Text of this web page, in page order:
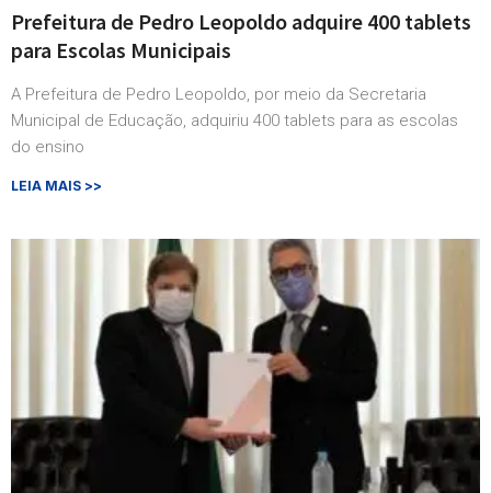
Prefeitura de Pedro Leopoldo adquire 400 tablets
para Escolas Municipais
A Prefeitura de Pedro Leopoldo, por meio da Secretaria
Municipal de Educação, adquiriu 400 tablets para as escolas
do ensino
LEIA MAIS >>